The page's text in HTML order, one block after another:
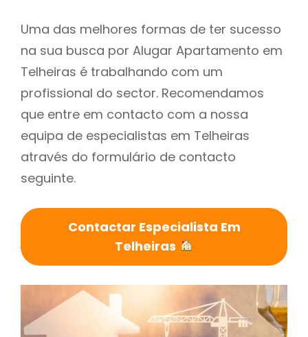
Uma das melhores formas de ter sucesso
na sua busca por Alugar Apartamento em
Telheiras é trabalhando com um
profissional do sector. Recomendamos
que entre em contacto com a nossa
equipa de especialistas em Telheiras
através do formulário de contacto
seguinte.
Contactar Especialista Em
Telheiras